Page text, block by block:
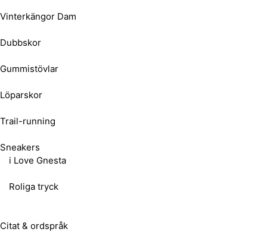
Vinterkängor Dam
Dubbskor
Gummistövlar
Löparskor
Trail-running
Sneakers
i Love Gnesta
Roliga tryck
Citat & ordspråk